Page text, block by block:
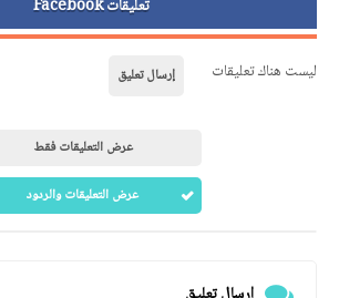
تعليقات Facebook
ليست هناك تعليقات إرسال تعليق
عرض التعليقات فقط
عرض التعليقات والردود